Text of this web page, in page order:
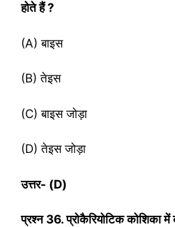
होते हैं ?
(A) बाइस
(B) तेइस
(C) बाइस जोड़ा
(D) तेइस जोड़ा
उत्तर- (D)
प्रश्‍न 36. प्रोकैरियोटिक कोशिका में